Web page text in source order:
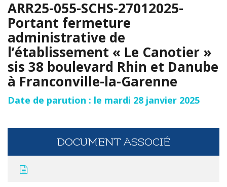
ARR25-055-SCHS-27012025-
Portant fermeture
administrative de
l’établissement « Le Canotier »
sis 38 boulevard Rhin et Danube
à Franconville-la-Garenne
Date de parution : le mardi 28 janvier 2025
DOCUMENT ASSOCIÉ